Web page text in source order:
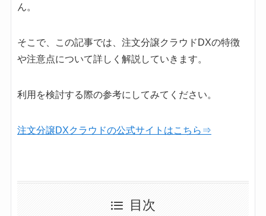
ん。
そこで、この記事では、注文分譲クラウドDXの特徴
や注意点について詳しく解説していきます。
利用を検討する際の参考にしてみてください。
注文分譲DXクラウドの公式サイトはこちら⇒
目次